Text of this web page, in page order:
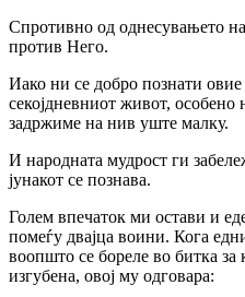
Спротивно од однесувањето
против Него.
Иако ни се добро познати
секојдневниот живот, особено
задржиме на нив уште малку.
И народната мудрост ги
јунакот се познава.
Голем впечаток ми остави и
помеѓу двајца воини. Кога
воопшто се бореле во битка за
изгубена, овој му одговара: